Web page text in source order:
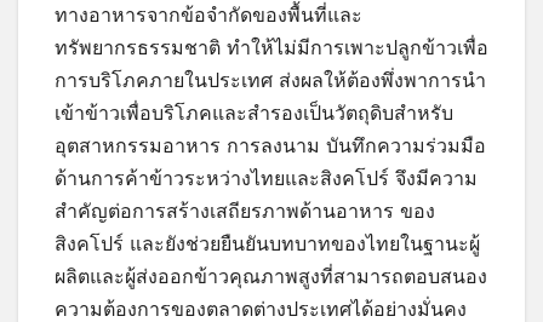
ทางอาหารจากข้อจำกัดของพื้นที่และ
ทรัพยากรธรรมชาติ ทำให้ไม่มีการเพาะปลูกข้าวเพื่อ
การบริโภคภายในประเทศ ส่งผลให้ต้องพึ่งพาการนำ
เข้าข้าวเพื่อบริโภคและสำรองเป็นวัตถุดิบสำหรับ
อุตสาหกรรมอาหาร การลงนาม บันทึกความร่วมมือ
ด้านการค้าข้าวระหว่างไทยและสิงคโปร์ จึงมีความ
สำคัญต่อการสร้างเสถียรภาพด้านอาหาร ของ
สิงคโปร์ และยังช่วยยืนยันบทบาทของไทยในฐานะผู้
ผลิตและผู้ส่งออกข้าวคุณภาพสูงที่สามารถตอบสนอง
ความต้องการของตลาดต่างประเทศได้อย่างมั่นคง